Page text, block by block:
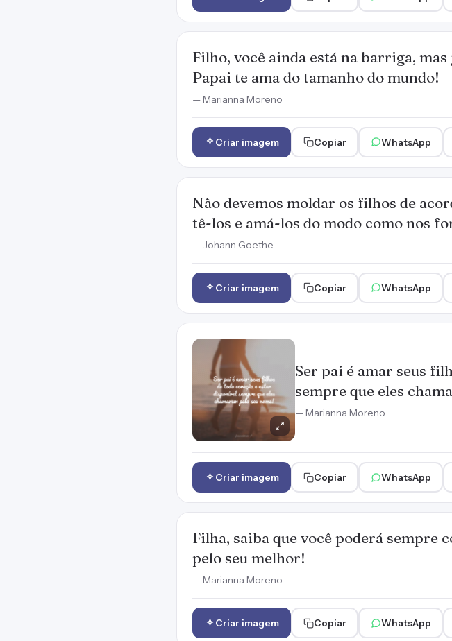
Filho, você ainda está na barriga,
Papai te ama do tamanho do mundo!
— Marianna Moreno
Criar imagem Copiar WhatsApp
Não devemos moldar os filhos de
tê-los e amá-los do modo como nos
— Johann Goethe
Criar imagem Copiar WhatsApp
Ser pai é amar seus
sempre que eles
— Marianna Moreno
Criar imagem Copiar WhatsApp
Filha, saiba que você poderá sempre
pelo seu melhor!
— Marianna Moreno
Criar imagem Copiar WhatsApp